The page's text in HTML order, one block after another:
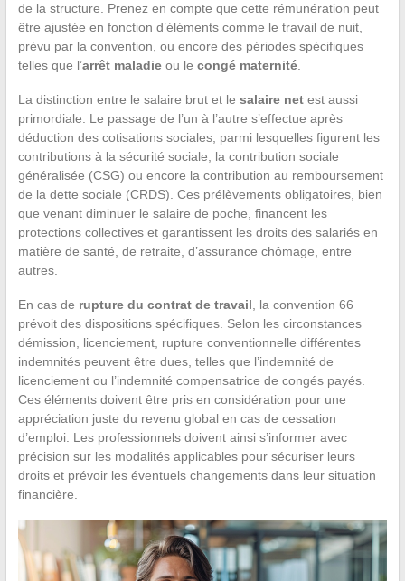
de la structure. Prenez en compte que cette rémunération peut
être ajustée en fonction d’éléments comme le travail de nuit,
prévu par la convention, ou encore des périodes spécifiques
telles que l’arrêt maladieou le congé maternité.
La distinction entre le salaire brut et le salaire netest aussi
primordiale. Le passage de l’un à l’autre s’effectue après
déduction des cotisations sociales, parmi lesquelles figurent les
contributions à la sécurité sociale, la contribution sociale
généralisée (CSG) ou encore la contribution au remboursement
de la dette sociale (CRDS). Ces prélèvements obligatoires, bien
que venant diminuer le salaire de poche, financent les
protections collectives et garantissent les droits des salariés en
matière de santé, de retraite, d’assurance chômage, entre
autres.
En cas de rupture du contrat de travail , la convention 66
prévoit des dispositions spécifiques. Selon les circonstances
démission, licenciement, rupture conventionnelle différentes
indemnités peuvent être dues, telles que l’indemnité de
licenciement ou l’indemnité compensatrice de congés payés.
Ces éléments doivent être pris en considération pour une
appréciation juste du revenu global en cas de cessation
d’emploi. Les professionnels doivent ainsi s’informer avec
précision sur les modalités applicables pour sécuriser leurs
droits et prévoir les éventuels changements dans leur situation
financière.